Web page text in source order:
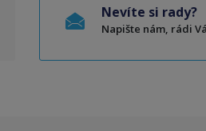
Nevíte si rady?
Napište nám, rádi